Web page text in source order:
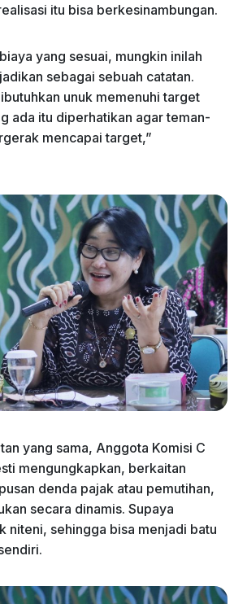
itu bisa berkesinambungan.
yang sesuai, mungkin inilah
sebagai sebuah catatan.
unuk memenuhi target
ada itu diperhatikan agar teman-
mencapai target,”
yang sama, Anggota Komisi C
mengungkapkan, berkaitan
denda pajak atau pemutihan,
secara dinamis. Supaya
niteni, sehingga bisa menjadi batu